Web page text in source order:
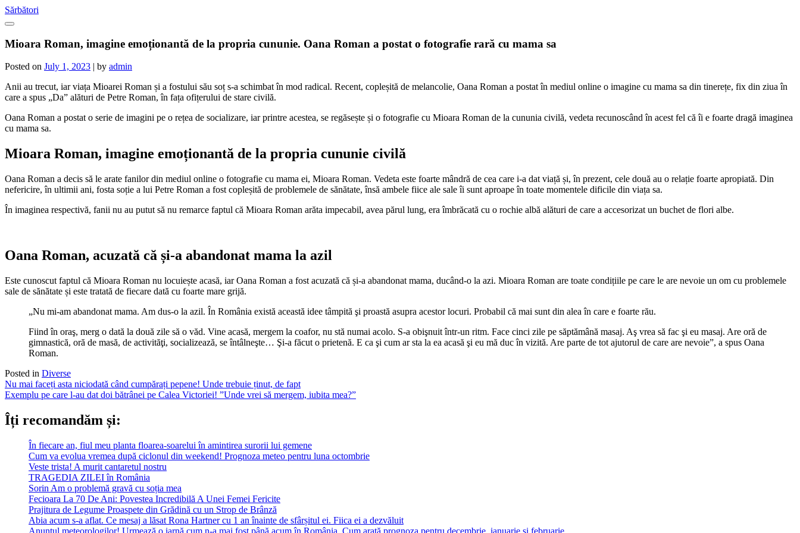
Skip
to
Sărbători
Mioara Roman, imagine emoționantă de la propria cununie. Oana Roman a postat o fotografie rară cu mama sa
Posted on July 1, 2023 | by admin
Anii au trecut, iar viața Mioarei Roman și a fostului său soț s-a schimbat în mod radical. Recent, copleșită de melancolie, Oana Roman a postat în mediul online o imagine cu mama sa din tinerețe, fix din ziua în
care a spus „Da” alături de Petre Roman, în fața ofițerului de stare civilă.
Oana Roman a postat o serie de imagini pe o rețea de socializare, iar printre acestea, se regăsește și o fotografie cu Mioara Roman de la cununia civilă, vedeta recunoscând în acest fel că îi e foarte dragă imaginea
cu mama sa.
Mioara Roman, imagine emoționantă de la propria cununie civilă
Oana Roman a decis să le arate fanilor din mediul online o fotografie cu mama ei, Mioara Roman. Vedeta este foarte mândră de cea care i-a dat viață și, în prezent, cele două au o relație foarte apropiată. Din
nefericire, în ultimii ani, fosta soție a lui Petre Roman a fost copleșită de problemele de sănătate, însă ambele fiice ale sale îi sunt aproape în toate momentele dificile din viața sa.
În imaginea respectivă, fanii nu au putut să nu remarce faptul că Mioara Roman arăta impecabil, avea părul lung, era îmbrăcată cu o rochie albă alături de care a accesorizat un buchet de flori albe.
Oana Roman, acuzată că și-a abandonat mama la azil
Este cunoscut faptul că Mioara Roman nu locuiește acasă, iar Oana Roman a fost acuzată că și-a abandonat mama, ducând-o la azi. Mioara Roman are toate condițiile pe care le are nevoie un om cu problemele
sale de sănătate și este tratată de fiecare dată cu foarte mare grijă.
„Nu mi-am abandonat mama. Am dus-o la azil. În România există această idee tâmpită şi proastă asupra acestor locuri. Probabil că mai sunt din alea în care e foarte rău.
Fiind în oraş, merg o dată la două zile să o văd. Vine acasă, mergem la coafor, nu stă numai acolo. S-a obişnuit într-un ritm. Face cinci zile pe săptămână masaj. Aş vrea să fac şi eu masaj. Are oră de
gimnastică, oră de masă, de activităţi, socializează, se întâlneşte… Şi-a făcut o prietenă. E ca şi cum ar sta la ea acasă şi eu mă duc în vizită. Are parte de tot ajutorul de care are nevoie”, a spus Oana
Roman.
Posted in Diverse
Post
navigation
Nu mai faceți asta niciodată când cumpărați pepene! Unde trebuie ținut, de fapt
Exemplu pe care l-au dat doi bătrânei pe Calea Victoriei! ”Unde vrei să mergem, iubita mea?”
Îți recomandăm și:
În fiecare an, fiul meu planta floarea-soarelui în amintirea surorii lui gemene
Cum va evolua vremea după ciclonul din weekend! Prognoza meteo pentru luna octombrie
Veste trista! A murit cantaretul nostru
TRAGEDIA ZILEI în România
Sorin Am o problemă gravă cu soția mea
Fecioara La 70 De Ani: Povestea Incredibilă A Unei Femei Fericite
Prajitura de Legume Proaspete din Grădină cu un Strop de Brânză
Abia acum s-a aflat. Ce mesaj a lăsat Rona Hartner cu 1 an înainte de sfârșitul ei. Fiica ei a dezvăluit
Anunțul meteorologilor! Urmează o iarnă cum n-a mai fost până acum în România. Cum arată prognoza pentru decembrie, ianuarie și februarie